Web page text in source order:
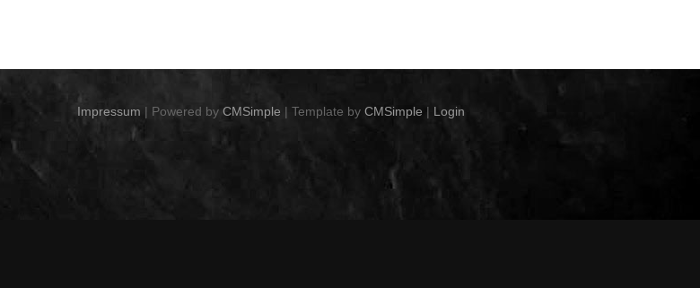
Impressum | Powered by CMSimple | Template by CMSimple | Login